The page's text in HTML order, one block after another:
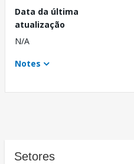
Data da última
atualização
N/A
Notes
Setores